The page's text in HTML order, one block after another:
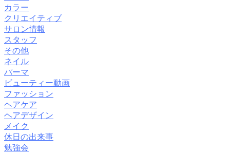
カラー
クリエイティブ
サロン情報
スタッフ
その他
ネイル
パーマ
ビューティー動画
ファッション
ヘアケア
ヘアデザイン
メイク
休日の出来事
勉強会